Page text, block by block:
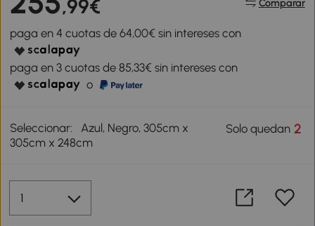
,99€ Comparar
paga en 4 cuotas de 64,00€ sin intereses con
paga en 3 cuotas de 85,33€ sin intereses con
o
Seleccionar:
Azul, Negro, 305cm x
305cm x 248cm
Solo quedan2